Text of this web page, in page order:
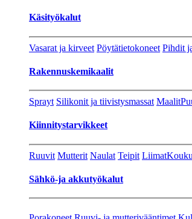
Käsityökalut
Vasarat ja kirveet Pöytätietokoneet Pihdit
Rakennuskemikaalit
Sprayt Silikonit ja tiivistysmassat Maalit
Kiinnitystarvikkeet
Ruuvit Mutterit Naulat Teipit Liimat
Sähkö-ja akkutyökalut